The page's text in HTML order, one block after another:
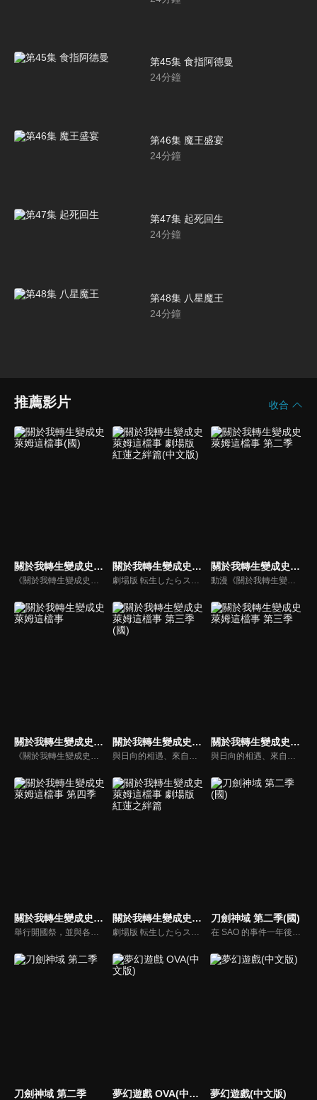
第45集 食指阿德曼
24分鐘
第46集 魔王盛宴
24分鐘
第47集 起死回生
24分鐘
第48集 八星魔王
24分鐘
推薦影片 收合
關於我轉生變成史萊姆這檔事(國)
《關於我轉生變成史萊姆這檔事》動漫線上看。上班族三上悟遭到隨機殺人魔刺殺身亡。當他醒來時發現自己轉生到了異世界。但是，他的模樣卻變成了史萊姆！在獲得了「利姆路」這個嶄新的史萊姆人生，並且來到了充滿各式種族的世界後，他決定以「打造出不分種族、讓大家都能夠快樂生活的國家」為目標──！
關於我轉生變成史萊姆這檔事 劇場版 紅蓮之絆篇(中文版)
劇場版 転生したらスライムだった件 紅蓮の絆編
關於我轉生變成史萊姆這檔事 第二季
動漫《關於我轉生變成史萊姆這檔事 第2季》線上看。在獲得了「利姆路」這個嶄新的史萊姆人生後，認識了各式各樣種族並成功「打造出不分種族、讓大家都能夠快樂生活的國家」的目標──接下來，還會有什麼樣的冒險等著利姆路呢?
關於我轉生變成史萊姆這檔事
《關於我轉生變成史萊姆這檔事》動漫線上看。上班族三上悟遭到隨機殺人魔刺殺身亡。當他醒來時發現自己轉生到了異世界。但是，他的模樣卻變成了史萊姆！在獲得了「利姆路」這個嶄新的史萊姆人生，並且來到了充滿各式種族的世界後，他決定以「打造出不分種族、讓大家都能夠快樂生活的國家」為目標──！
關於我轉生變成史萊姆這檔事 第三季(國)
與日向的相遇、來自法爾姆斯王國的襲擊，以及進化成為魔王―――維爾德拉和伊弗利特在胃袋之中見證了這一連串的事件。從利姆路和維爾德拉相遇到現已經過了兩年的時間―――隨著時間的流逝，如今「最初的約定」實現的日子終於要到來了。一如往常的兩人依然帶著自我的步調，時而害怕著「某個東西」，時而回顧坦派斯特至今一路上的過往。
關於我轉生變成史萊姆這檔事 第三季
與日向的相遇、來自法爾姆斯王國的襲擊，以及進化成為魔王―――維爾德拉和伊弗利特在胃袋之中見證了這一連串的事件。從利姆路和維爾德拉相遇到現已經過了兩年的時間―――隨著時間的流逝，如今「最初的約定」實現的日子終於要到來了。一如往常的兩人依然帶著自我的步調，時而害怕著「某個東西」，時而回顧坦派斯特至今一路上的過往。
關於我轉生變成史萊姆這檔事 第四季 關於我轉生變成史萊姆這檔事 劇場版 紅蓮之絆篇 刀劍神域 第二季(國)
刀劍神域 第二季 夢幻遊戲 OVA(中文版) 夢幻遊戲(中文版)